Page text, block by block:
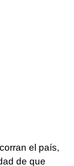
el país,
de que